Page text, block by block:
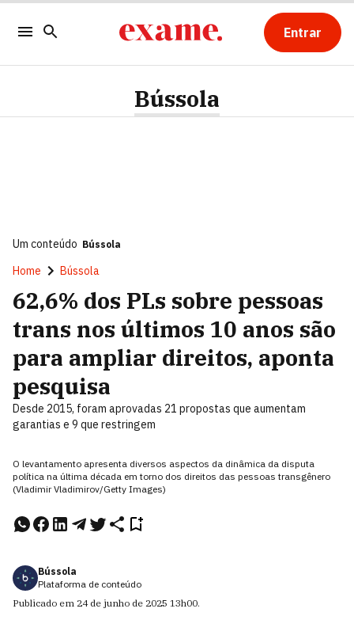
Entrar
Bússola
Um conteúdo Bússola
Home Bússola
62,6% dos PLs sobre pessoas
trans nos últimos 10 anos são
para ampliar direitos, aponta
pesquisa
Desde 2015, foram aprovadas 21 propostas que aumentam
garantias e 9 que restringem
O levantamento apresenta diversos aspectos da dinâmica da disputa
política na última década em torno dos direitos das pessoas transgênero
(Vladimir Vladimirov/Getty Images)
Bússola
Plataforma de conteúdo
Publicado em 24 de junho de 2025 13h00.